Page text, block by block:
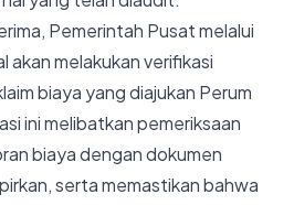
Pemerintah Pusat melalui
akan melakukan verifikasi
biaya yang diajukan Perum
ini melibatkan pemeriksaan
biaya dengan dokumen
serta memastikan bahwa